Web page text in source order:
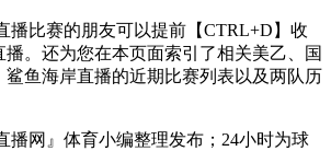
比赛的朋友可以提前【CTRL+D】收
。还为您在本页面索引了相关美乙、国
鲨鱼海岸直播的近期比赛列表以及两队历
播网』体育小编整理发布；24小时为球